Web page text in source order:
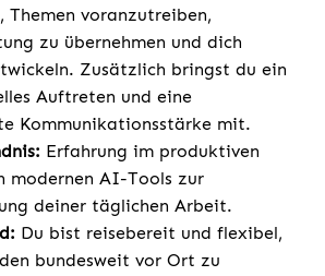
Themen voranzutreiben,
zu übernehmen und dich
Zusätzlich bringst du ein
Auftreten und eine
Kommunikationsstärke mit.
Erfahrung im produktiven
modernen AI-Tools zur
deiner täglichen Arbeit.
Du bist reisebereit und flexibel,
bundesweit vor Ort zu